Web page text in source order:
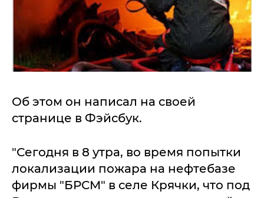
Об этом он написал на своей
странице в Фэйсбук.
"Сегодня в 8 утра, во время попытки
локализации пожара на нефтебазе
фирмы "БРСМ" в селе Крячки, что под